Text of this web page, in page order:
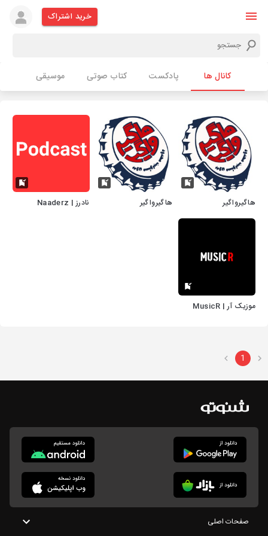
خرید اشتراک
کانال ها پادکست کتاب صوتی موسیقی
هاگیرواگیر هاگیرواگیر نادرز | Naaderz
موزیک آر | MusicR
1
صفحات اصلی